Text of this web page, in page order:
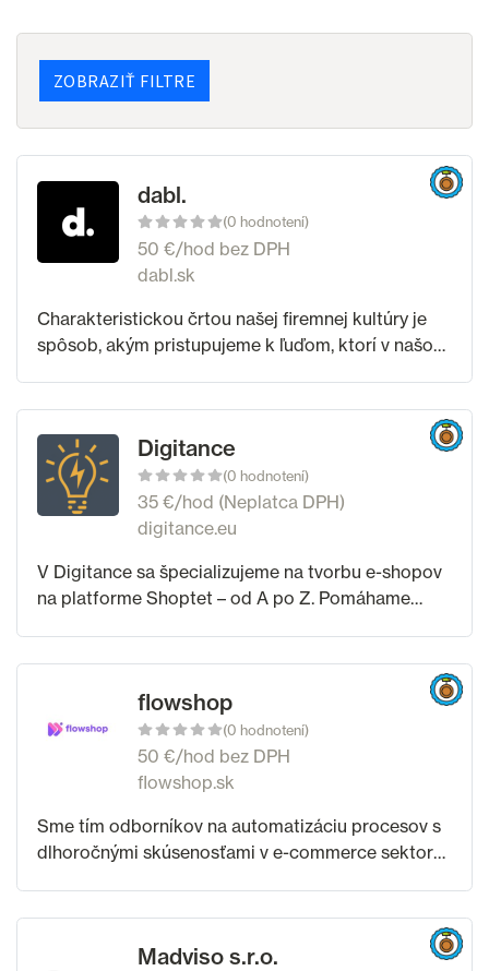
ZOBRAZIŤ FILTRE
dabl.
(0 hodnotení)
50 €/hod bez DPH
dabl.sk
Charakteristickou črtou našej firemnej kultúry je
spôsob, akým pristupujeme k ľuďom, ktorí v našom
Digitance
(0 hodnotení)
35 €/hod (Neplatca DPH)
digitance.eu
V Digitance sa špecializujeme na tvorbu e-shopov
na platforme Shoptet – od A po Z. Pomáhame
flowshop
(0 hodnotení)
50 €/hod bez DPH
flowshop.sk
Sme tím odborníkov na automatizáciu procesov s
dlhoročnými skúsenosťami v e-commerce sektore.
Madviso s.r.o.